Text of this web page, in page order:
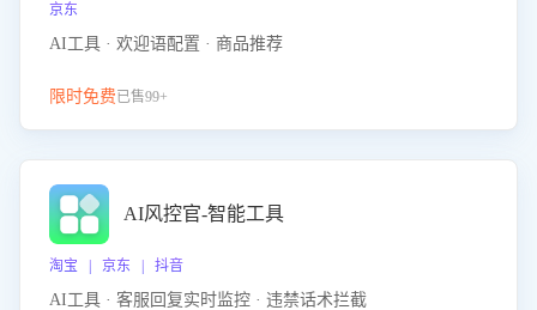
京东
AI工具 · 欢迎语配置 · 商品推荐
限时免费已售99+
AI风控官-智能工具
淘宝 | 京东 | 抖音
AI工具 · 客服回复实时监控 · 违禁话术拦截